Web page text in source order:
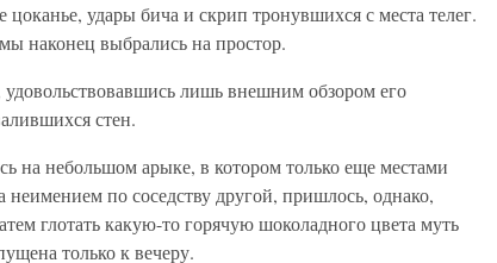
удары бича и скрип тронувшихся с места телег.
наконец выбрались на простор.
лишь внешним обзором его
стен.
на небольшом арыке, в котором только еще местами
по соседству другой, пришлось, однако,
глотать какую-то горячую шоколадного цвета муть
только к вечеру.